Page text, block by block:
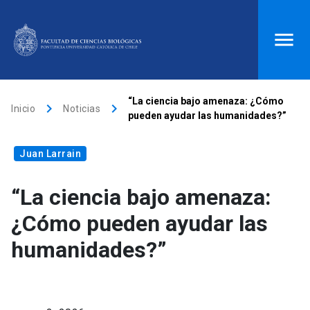
Donaciones launch
Mi portal UC
Inicio
Inicio keyboard_arrow_right Noticias keyboard_arrow_right
“La ciencia bajo amenaza: ¿Cómo
pueden ayudar las humanidades?”
Juan Larrain
“La ciencia bajo amenaza:
¿Cómo pueden ayudar las
humanidades?”